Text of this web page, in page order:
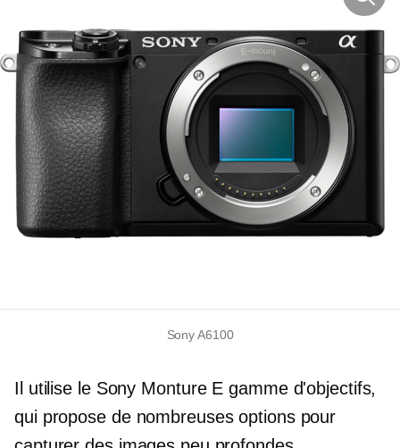
Sony A6100
Il utilise le Sony Monture E gamme d'objectifs,
qui propose de nombreuses options pour